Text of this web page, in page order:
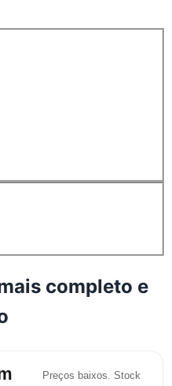
completo e
Preços baixos. Stock